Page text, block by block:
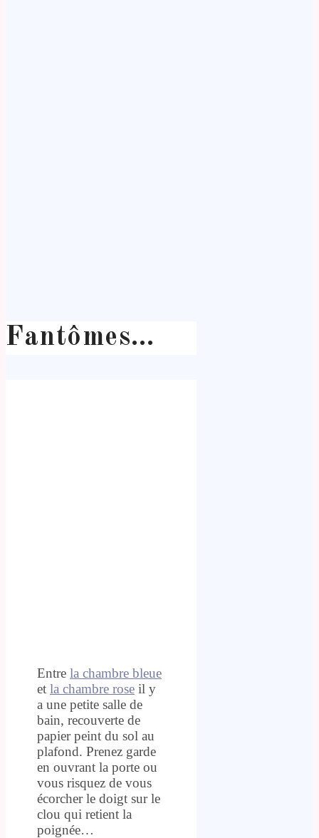
Fantômes…
Entre la chambre bleue
et la chambre rose il y
a une petite salle de
bain, recouverte de
papier peint du sol au
plafond. Prenez garde
en ouvrant la porte ou
vous risquez de vous
écorcher le doigt sur le
clou qui retient la
poignée…